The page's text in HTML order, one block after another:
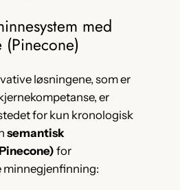
med
(Pinecone)
løsningene, som er
er
for kun kronologisk
semantisk
for
minnegjenfinning: